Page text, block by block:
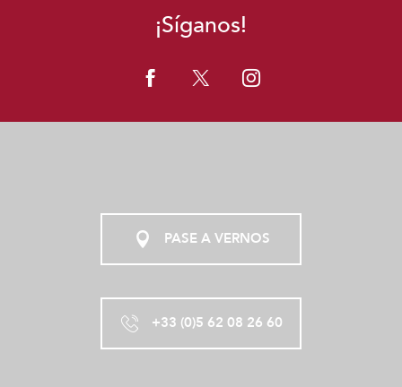
¡Síganos!
PASE A VERNOS
+33 (0)5 62 08 26 60